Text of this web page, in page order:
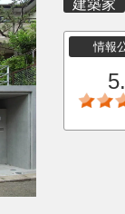
建築家
情報